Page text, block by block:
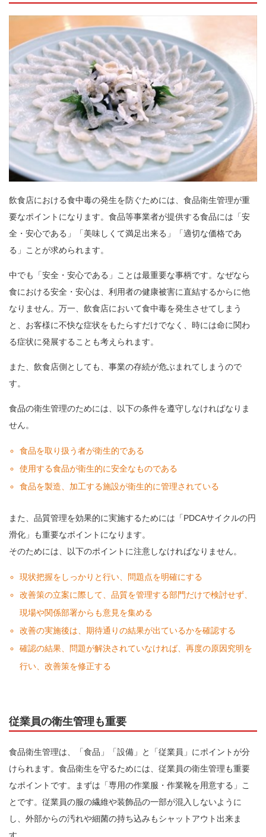
飲食店における食中毒の発生を防ぐためには、食品衛生管理が重
要なポイントになります。食品等事業者が提供する食品には「安
全・安心である」「美味しくて満足出来る」「適切な価格であ
る」ことが求められます。
中でも「安全・安心である」ことは最重要な事柄です。なぜなら
食における安全・安心は、利用者の健康被害に直結するからに他
なりません。万一、飲食店において食中毒を発生させてしまう
と、お客様に不快な症状をもたらすだけでなく、時には命に関わ
る症状に発展することも考えられます。
また、飲食店側としても、事業の存続が危ぶまれてしまうので
す。
食品の衛生管理のためには、以下の条件を遵守しなければなりま
せん。
食品を取り扱う者が衛生的である
使用する食品が衛生的に安全なものである
食品を製造、加工する施設が衛生的に管理されている
また、品質管理を効果的に実施するためには「PDCAサイクルの円
滑化」も重要なポイントになります。
そのためには、以下のポイントに注意しなければなりません。
現状把握をしっかりと行い、問題点を明確にする
改善策の立案に際して、品質を管理する部門だけで検討せず、
現場や関係部署からも意見を集める
改善の実施後は、期待通りの結果が出ているかを確認する
確認の結果、問題が解決されていなければ、再度の原因究明を
行い、改善策を修正する
従業員の衛生管理も重要
食品衛生管理は、「食品」「設備」と「従業員」にポイントが分
けられます。食品衛生を守るためには、従業員の衛生管理も重要
なポイントです。まずは「専用の作業服・作業靴を用意する」こ
とです。従業員の服の繊維や装飾品の一部が混入しないように
し、外部からの汚れや細菌の持ち込みもシャットアウト出来ま
す。